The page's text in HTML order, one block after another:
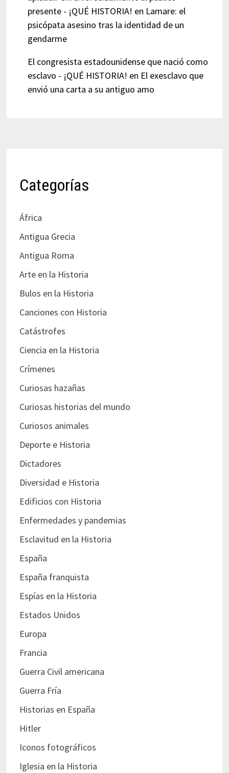
presente - ¡QUÉ HISTORIA! en Lamare: el
psicópata asesino tras la identidad de un
gendarme
El congresista estadounidense que nació como
esclavo - ¡QUÉ HISTORIA! en El exesclavo que
envió una carta a su antiguo amo
Categorías
África
Antigua Grecia
Antigua Roma
Arte en la Historia
Bulos en la Historia
Canciones con Historia
Catástrofes
Ciencia en la Historia
Crímenes
Curiosas hazañas
Curiosas historias del mundo
Curiosos animales
Deporte e Historia
Dictadores
Diversidad e Historia
Edificios con Historia
Enfermedades y pandemias
Esclavitud en la Historia
España
España franquista
Espías en la Historia
Estados Unidos
Europa
Francia
Guerra Civil americana
Guerra Fría
Historias en España
Hitler
Iconos fotográficos
Iglesia en la Historia